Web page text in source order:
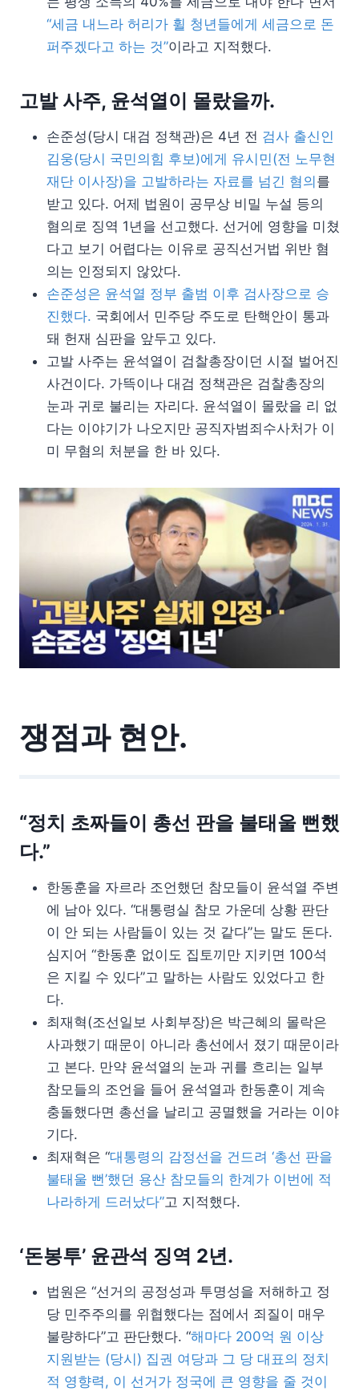
“세금 내느라 허리가 휠 청년들에게 세금으로 돈
퍼주겠다고 하는 것”이라고 지적했다.
고발 사주, 윤석열이 몰랐을까.
손준성(당시 대검 정책관)은 4년 전 검사 출신인
김웅(당시 국민의힘 후보)에게 유시민(전 노무현
재단 이사장)을 고발하라는 자료를 넘긴 혐의 를
받고 있다. 어제 법원이 공무상 비밀 누설 등의
혐의로 징역 1년을 선고했다. 선거에 영향을 미쳤
다고 보기 어렵다는 이유로 공직선거법 위반 혐
의는 인정되지 않았다.
손준성은 윤석열 정부 출범 이후 검사장으로 승
진했다. 국회에서 민주당 주도로 탄핵안이 통과
돼 헌재 심판을 앞두고 있다.
고발 사주는 윤석열이 검찰총장이던 시절 벌어진
사건이다. 가뜩이나 대검 정책관은 검찰총장의
눈과 귀로 불리는 자리다. 윤석열이 몰랐을 리 없
다는 이야기가 나오지만 공직자범죄수사처가 이
미 무혐의 처분을 한 바 있다.
쟁점과 현안.
“정치 초짜들이 총선 판을 불태울 뻔했
다.”
한동훈을 자르라 조언했던 참모들이 윤석열 주변
에 남아 있다. “대통령실 참모 가운데 상황 판단
이 안 되는 사람들이 있는 것 같다”는 말도 돈다.
심지어 “한동훈 없이도 집토끼만 지키면 100석
은 지킬 수 있다”고 말하는 사람도 있었다고 한
다.
최재혁(조선일보 사회부장)은 박근혜의 몰락은
사과했기 때문이 아니라 총선에서 졌기 때문이라
고 본다. 만약 윤석열의 눈과 귀를 흐리는 일부
참모들의 조언을 들어 윤석열과 한동훈이 계속
충돌했다면 총선을 날리고 공멸했을 거라는 이야
기다.
최재혁은 “대통령의 감정선을 건드려 ‘총선 판을
불태울 뻔’했던 용산 참모들의 한계가 이번에 적
나라하게 드러났다”고 지적했다.
‘돈봉투’ 윤관석 징역 2년.
법원은 “선거의 공정성과 투명성을 저해하고 정
당 민주주의를 위협했다는 점에서 죄질이 매우
불량하다”고 판단했다. “해마다 200억 원 이상
지원받는 (당시) 집권 여당과 그 당 대표의 정치
적 영향력, 이 선거가 정국에 큰 영향을 줄 것이